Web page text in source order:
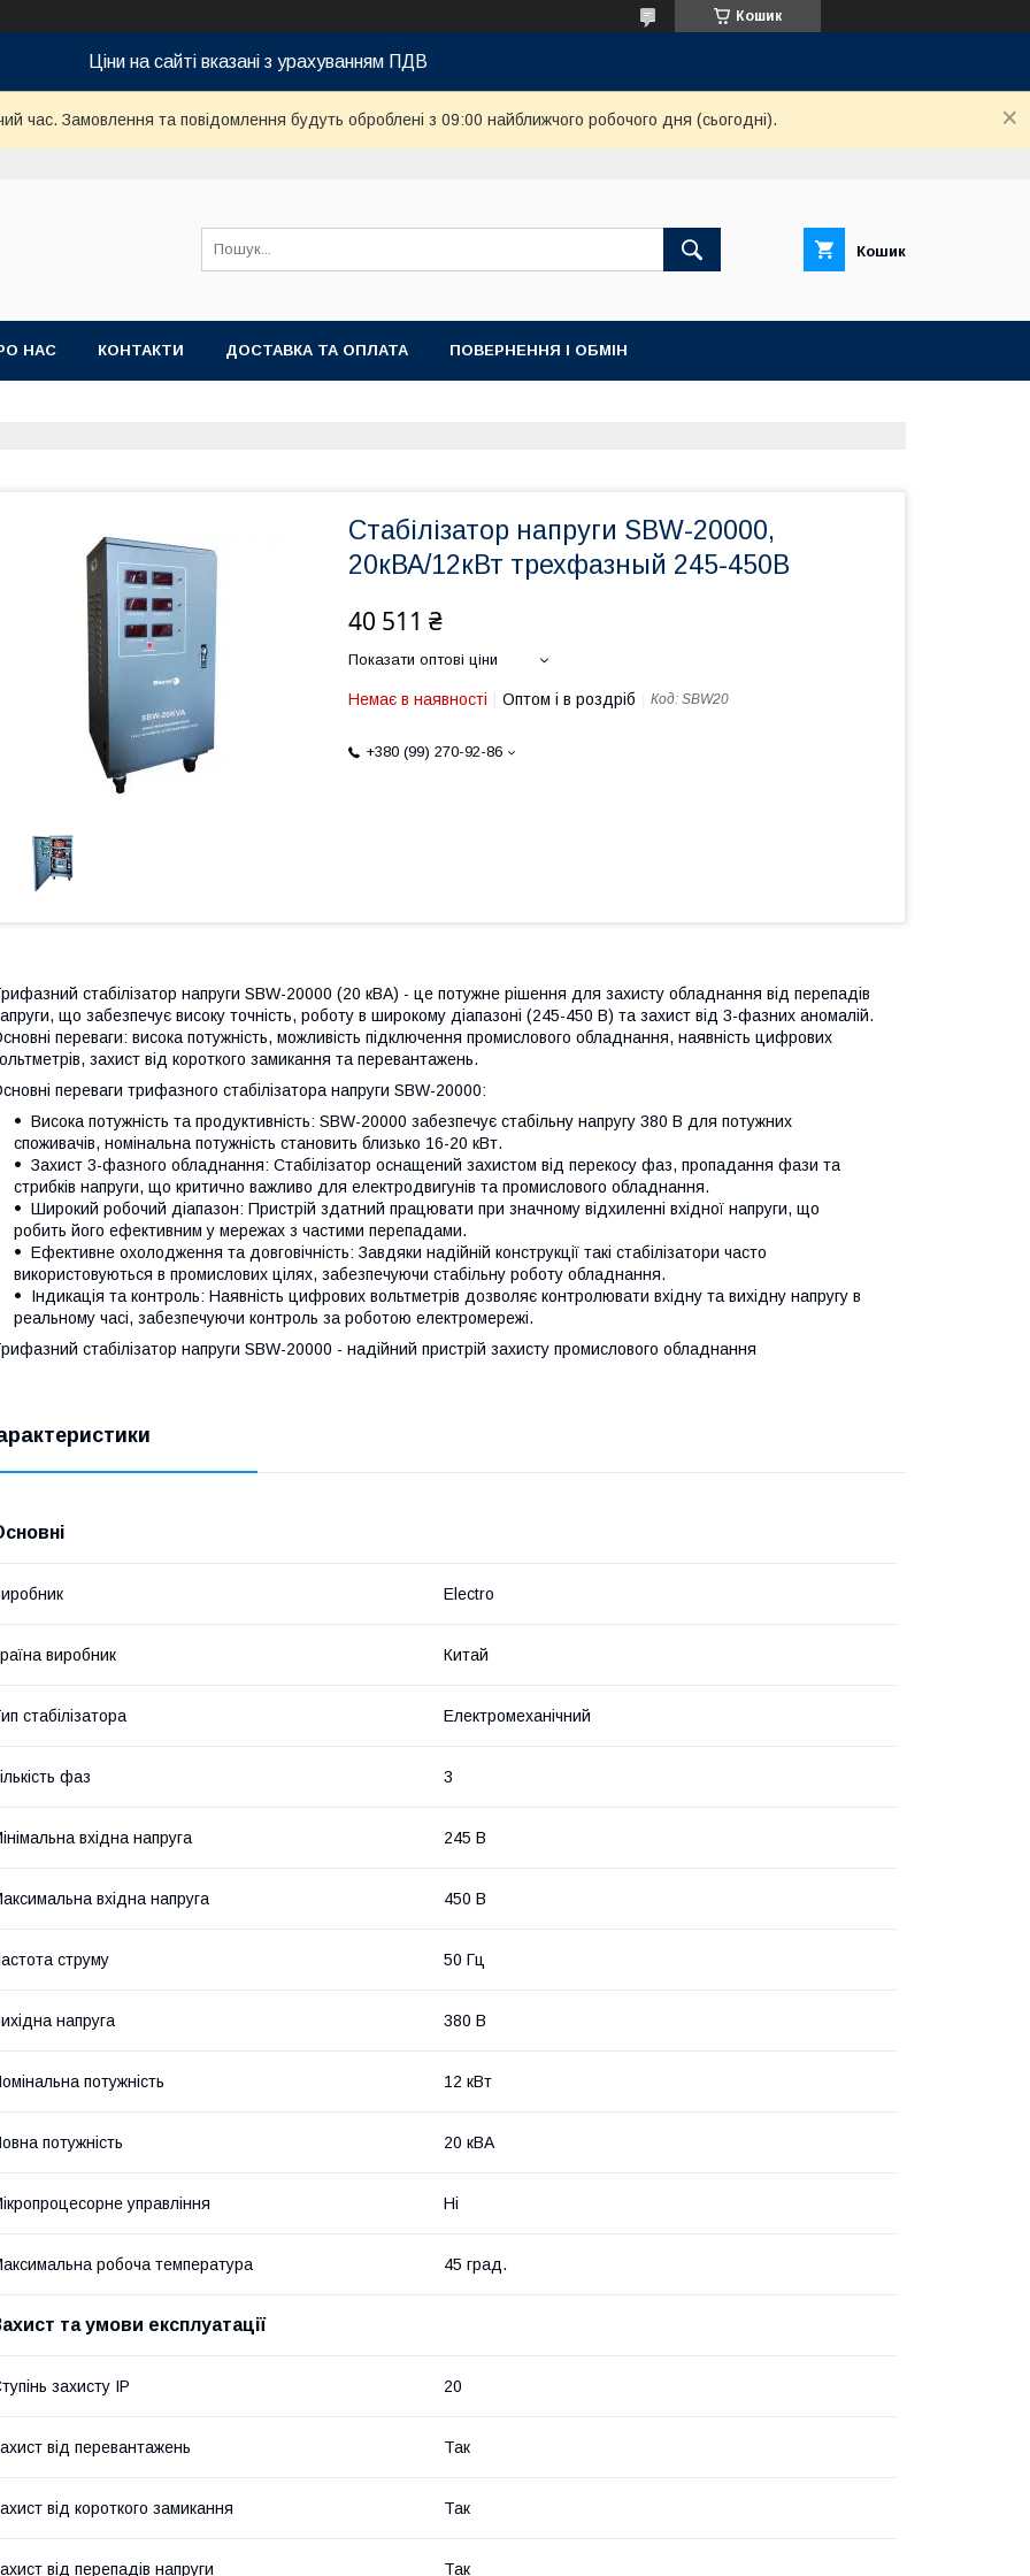
Кошик
Ціни на сайті вказані з урахуванням ПДВ
час. Замовлення та повідомлення будуть оброблені з 09:00 найближчого робочого дня (сьогодні).
Кошик
НАС КОНТАКТИ ДОСТАВКА ТА ОПЛАТА ПОВЕРНЕННЯ І ОБМІН
Стабілізатор напруги SBW-20000,
20кВА/12кВт трехфазный 245-450B
40 511 ₴
Показати оптові ціни
Немає в наявності Оптом і в роздріб Код: SBW20
+380 (99) 270-92-86
стабілізатор напруги SBW-20000 (20 кВА) - це потужне рішення для захисту обладнання від перепадів
що забезпечує високу точність, роботу в широкому діапазоні (245-450 В) та захист від 3-фазних аномалій.
переваги: ​​висока потужність, можливість підключення промислового обладнання, наявність цифрових
захист від короткого замикання та перевантажень.
переваги трифазного стабілізатора напруги SBW-20000:
Висока потужність та продуктивність: SBW-20000 забезпечує стабільну напругу 380 В для потужних
споживачів, номінальна потужність становить близько 16-20 кВт.
Захист 3-фазного обладнання: Стабілізатор оснащений захистом від перекосу фаз, пропадання фази та
стрибків напруги, що критично важливо для електродвигунів та промислового обладнання.
Широкий робочий діапазон: Пристрій здатний працювати при значному відхиленні вхідної напруги, що
робить його ефективним у мережах з частими перепадами.
Ефективне охолодження та довговічність: Завдяки надійній конструкції такі стабілізатори часто
використовуються в промислових цілях, забезпечуючи стабільну роботу обладнання.
Індикація та контроль: Наявність цифрових вольтметрів дозволяє контролювати вхідну та вихідну напругу в
реальному часі, забезпечуючи контроль за роботою електромережі.
стабілізатор напруги SBW-20000 - надійний пристрій захисту промислового обладнання
Electro
виробник Китай
стабілізатора Електромеханічний
фаз 3
вхідна напруга 245 В
вхідна напруга 450 В
струму 50 Гц
напруга 380 В
потужність 12 кВт
потужність 20 кВА
управління Ні
робоча температура 45 град.
та умови експлуатації
захисту IP 20
від перевантажень Так
від короткого замикання Так
від перепадів напруги Так